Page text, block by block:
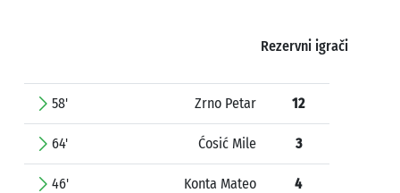
Rezervni igrači
58' Zrno Petar 12
64' Ćosić Mile 3
46' Konta Mateo 4